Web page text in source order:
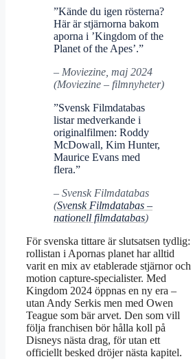
”Kände du igen rösterna?
Här är stjärnorna bakom
aporna i ’Kingdom of the
Planet of the Apes’.”
– Moviezine, maj 2024
(Moviezine – filmnyheter)
”Svensk Filmdatabas
listar medverkande i
originalfilmen: Roddy
McDowall, Kim Hunter,
Maurice Evans med
flera.”
– Svensk Filmdatabas
(Svensk Filmdatabas –
nationell filmdatabas)
För svenska tittare är slutsatsen tydlig:
rollistan i Apornas planet har alltid
varit en mix av etablerade stjärnor och
motion capture-specialister. Med
Kingdom 2024 öppnas en ny era –
utan Andy Serkis men med Owen
Teague som bär arvet. Den som vill
följa franchisen bör hålla koll på
Disneys nästa drag, för utan ett
officiellt besked dröjer nästa kapitel.